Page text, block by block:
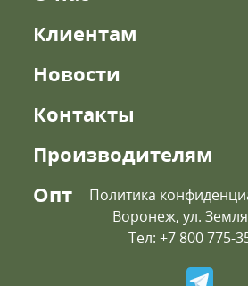
Клиентам
Новости
Контакты
Производителям
Опт
Политика
Воронеж, ул.
Тел: +7 800 775-